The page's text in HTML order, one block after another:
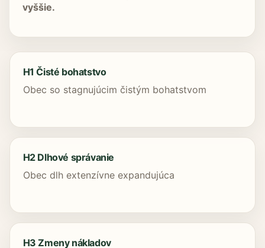
vyššie.
H1 Čisté bohatstvo
Obec so stagnujúcim čistým bohatstvom
H2 Dlhové správanie
Obec dlh extenzívne expandujúca
H3 Zmeny nákladov